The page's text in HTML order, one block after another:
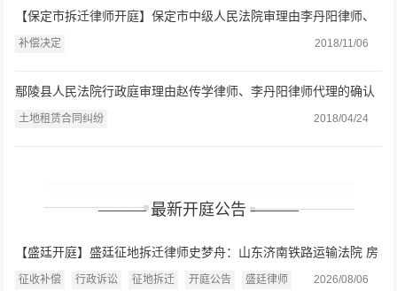
【保定市拆迁律师开庭】保定市中级人民法院审理由李丹阳律师、
赵凤梅律师代理的补偿决定一案
补偿决定 2018/11/06
鄢陵县人民法院行政庭审理由赵传学律师、李丹阳律师代理的确认
强拆违法一案
土地租赁合同纠纷 2018/04/24
——— 最新开庭公告 ———
【盛廷开庭】盛廷征地拆迁律师史梦舟：山东济南铁路运输法院 房
屋征收补偿决定案开庭公告（2026.8.7）
征收补偿 行政诉讼 征地拆迁 开庭公告 盛廷律师 2026/08/06